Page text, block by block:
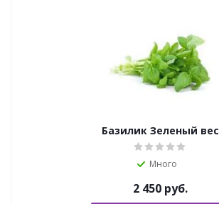
Базилик Зеленый вес
Много
2 450руб.